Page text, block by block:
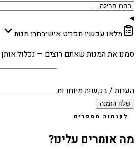
מלאו עכשיו תפריט אישיבחרו מנות
סמנו את המנות שאתם רוצים — נכלול
הערות / בקשות מיוחדות
שלח הזמנה
לקוחות מספרים
מה אומרים עלינו?